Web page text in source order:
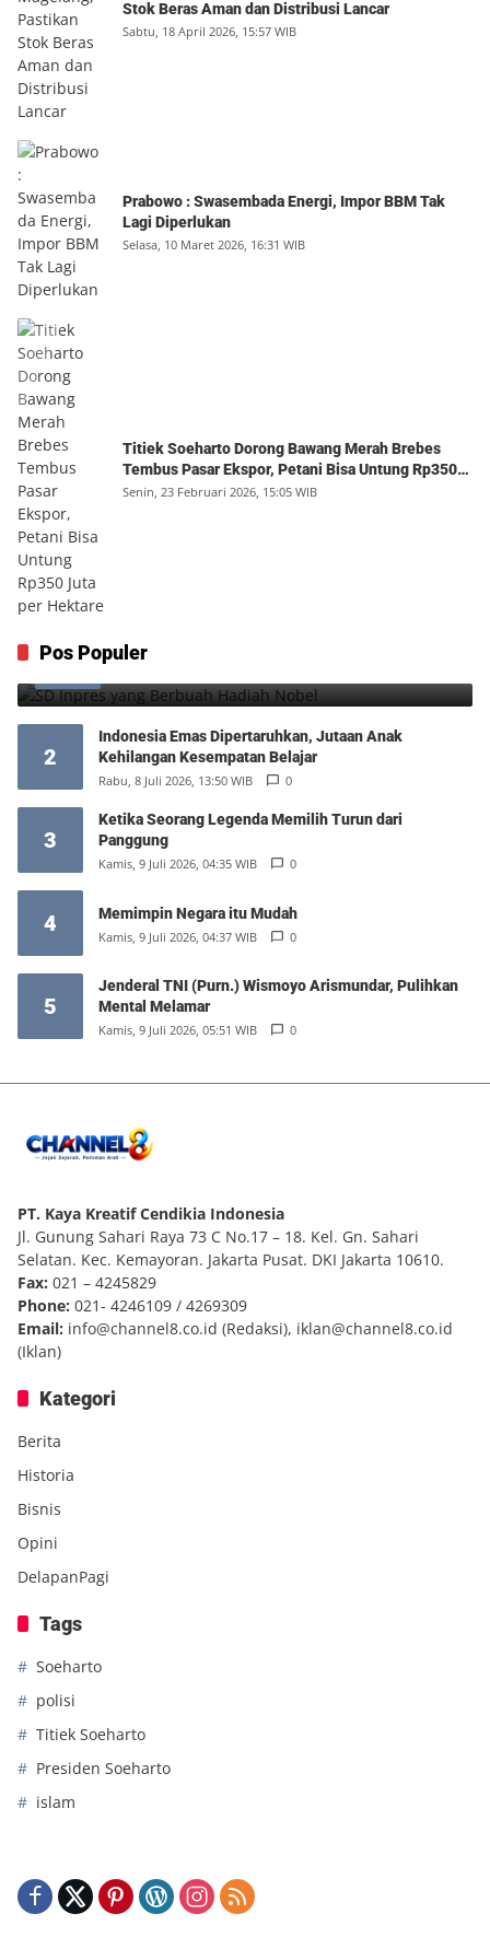
Stok Beras Aman dan Distribusi Lancar
Sabtu, 18 April 2026, 15:57 WIB
Prabowo : Swasembada Energi, Impor BBM Tak
Lagi Diperlukan
Selasa, 10 Maret 2026, 16:31 WIB
Titiek Soeharto Dorong Bawang Merah Brebes
Tembus Pasar Ekspor, Petani Bisa Untung Rp350
Juta per Hektare
Senin, 23 Februari 2026, 15:05 WIB
Pos Populer
1 SD Inpres yang Berbuah Hadiah Nobel
2
Indonesia Emas Dipertaruhkan, Jutaan Anak
Kehilangan Kesempatan Belajar
Rabu, 8 Juli 2026, 13:50 WIB 0
3
Ketika Seorang Legenda Memilih Turun dari
Panggung
Kamis, 9 Juli 2026, 04:35 WIB 0
4 Memimpin Negara itu Mudah
Kamis, 9 Juli 2026, 04:37 WIB 0
5
Jenderal TNI (Purn.) Wismoyo Arismundar, Pulihkan
Mental Melamar
Kamis, 9 Juli 2026, 05:51 WIB 0
PT. Kaya Kreatif Cendikia Indonesia
Jl. Gunung Sahari Raya 73 C No.17 – 18. Kel. Gn. Sahari
Selatan. Kec. Kemayoran. Jakarta Pusat. DKI Jakarta 10610.
Fax: 021 – 4245829
Phone: 021- 4246109 / 4269309
Email: info@channel8.co.id (Redaksi), iklan@channel8.co.id
(Iklan)
Kategori
Berita
Historia
Bisnis
Opini
DelapanPagi
Tags
Soeharto
polisi
Titiek Soeharto
Presiden Soeharto
islam